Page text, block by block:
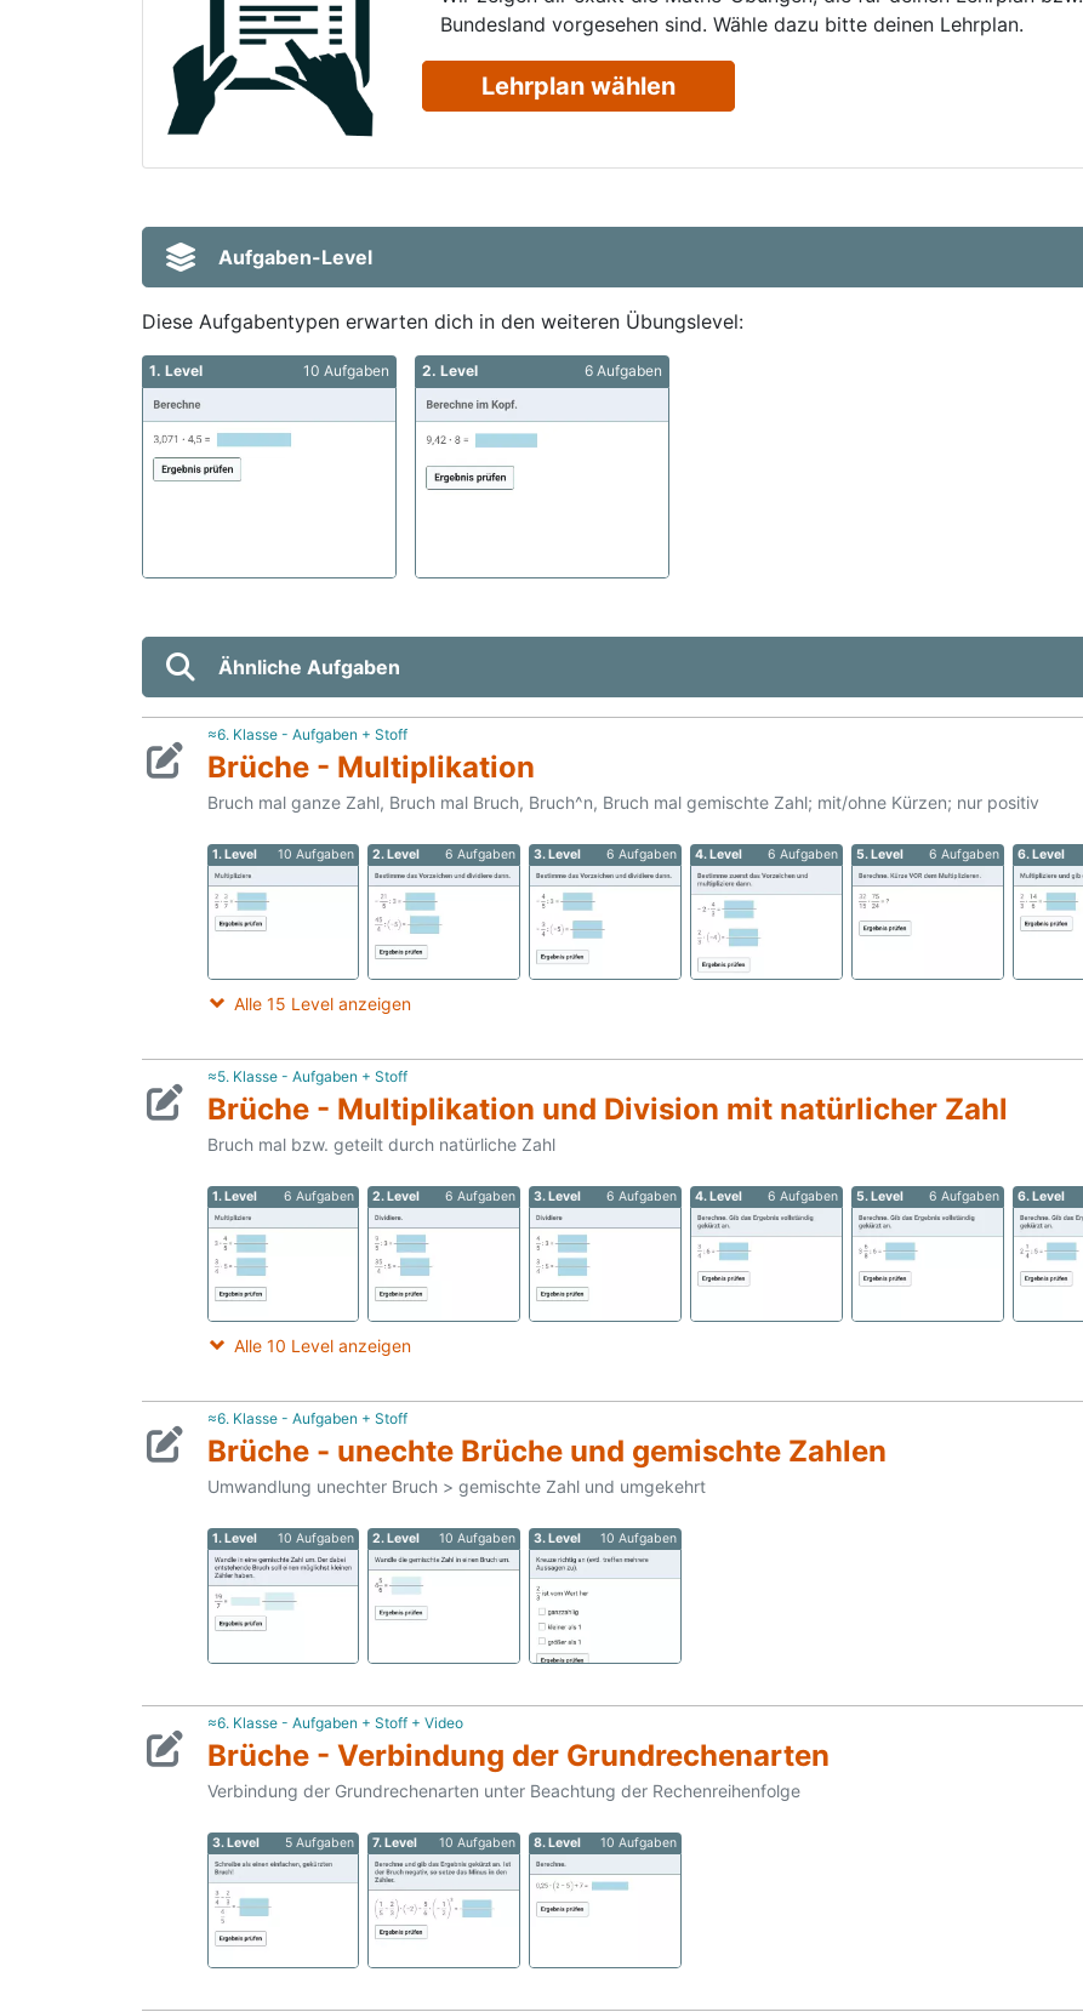
Bundesland vorgesehen sind. Wähle dazu bitte deinen Lehrplan.
Lehrplan wählen
Aufgaben-Level
Diese Aufgabentypen erwarten dich in den weiteren Übungslevel:
1. Level 10 Aufgaben 2. Level 6 Aufgaben
Ähnliche Aufgaben
≈6. Klasse - Aufgaben + Stoff
Brüche - Multiplikation
Bruch mal ganze Zahl, Bruch mal Bruch, Bruch^n, Bruch mal gemischte Zahl; mit/ohne Kürzen; nur positiv
1. Level 10 Aufgaben 2. Level 6 Aufgaben 3. Level 6 Aufgaben 4. Level 6 Aufgaben 5. Level 6 Aufgaben 6. Level
Alle 15 Level anzeigen
≈5. Klasse - Aufgaben + Stoff
Brüche - Multiplikation und Division mit natürlicher Zahl
Bruch mal bzw. geteilt durch natürliche Zahl
1. Level 6 Aufgaben 2. Level 6 Aufgaben 3. Level 6 Aufgaben 4. Level 6 Aufgaben 5. Level 6 Aufgaben 6. Level
Alle 10 Level anzeigen
≈6. Klasse - Aufgaben + Stoff
Brüche - unechte Brüche und gemischte Zahlen
Umwandlung unechter Bruch > gemischte Zahl und umgekehrt
1. Level 10 Aufgaben 2. Level 10 Aufgaben 3. Level 10 Aufgaben
≈6. Klasse - Aufgaben + Stoff + Video
Brüche - Verbindung der Grundrechenarten
Verbindung der Grundrechenarten unter Beachtung der Rechenreihenfolge
3. Level 5 Aufgaben 7. Level 10 Aufgaben 8. Level 10 Aufgaben